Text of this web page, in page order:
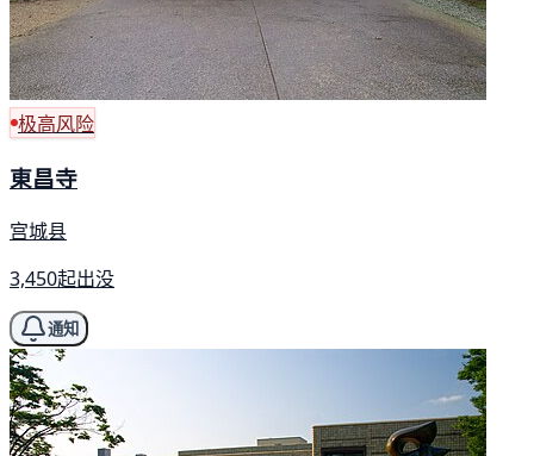
极高风险
東昌寺
宫城县
3,450起出没
通知